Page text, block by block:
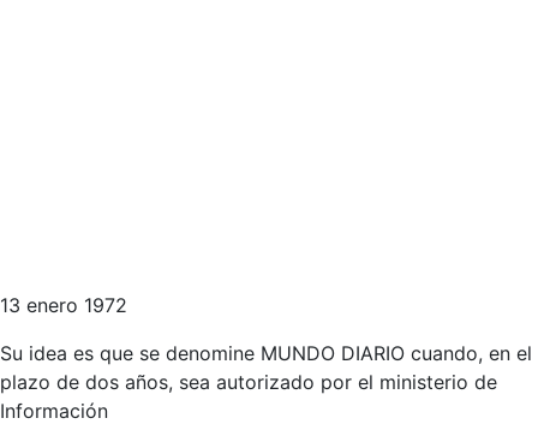
13 enero 1972
Su idea es que se denomine MUNDO DIARIO cuando, en el
plazo de dos años, sea autorizado por el ministerio de
Información